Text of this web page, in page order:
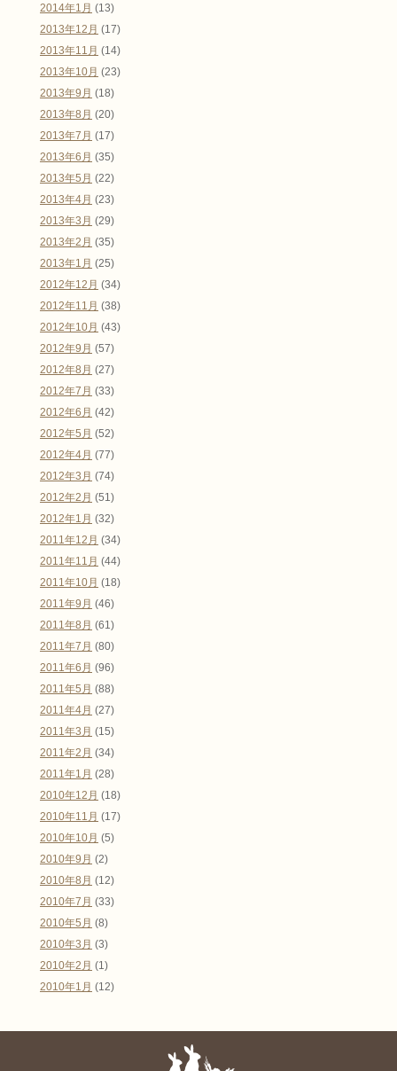
2014年1月 (13)
2013年12月 (17)
2013年11月 (14)
2013年10月 (23)
2013年9月 (18)
2013年8月 (20)
2013年7月 (17)
2013年6月 (35)
2013年5月 (22)
2013年4月 (23)
2013年3月 (29)
2013年2月 (35)
2013年1月 (25)
2012年12月 (34)
2012年11月 (38)
2012年10月 (43)
2012年9月 (57)
2012年8月 (27)
2012年7月 (33)
2012年6月 (42)
2012年5月 (52)
2012年4月 (77)
2012年3月 (74)
2012年2月 (51)
2012年1月 (32)
2011年12月 (34)
2011年11月 (44)
2011年10月 (18)
2011年9月 (46)
2011年8月 (61)
2011年7月 (80)
2011年6月 (96)
2011年5月 (88)
2011年4月 (27)
2011年3月 (15)
2011年2月 (34)
2011年1月 (28)
2010年12月 (18)
2010年11月 (17)
2010年10月 (5)
2010年9月 (2)
2010年8月 (12)
2010年7月 (33)
2010年5月 (8)
2010年3月 (3)
2010年2月 (1)
2010年1月 (12)